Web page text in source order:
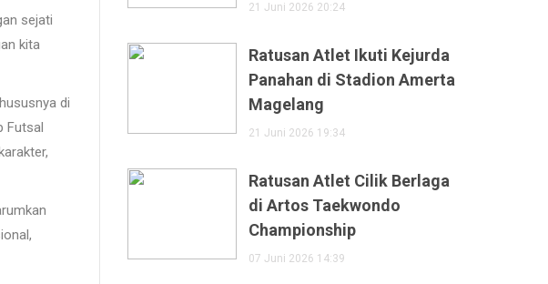
sejati
kita
di
Futsal
21 Juni 2026 20:24
Ratusan Atlet Ikuti Kejurda
Panahan di Stadion Amerta
Magelang
21 Juni 2026 19:34
Ratusan Atlet Cilik Berlaga
di Artos Taekwondo
Championship
07 Juni 2026 14:39